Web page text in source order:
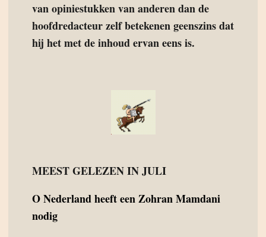
van opiniestukken van anderen dan de
hoofdredacteur zelf betekenen geenszins dat
hij het met de inhoud ervan eens is.
MEEST GELEZEN IN JULI
ONederland heeft een Zohran Mamdani
nodig